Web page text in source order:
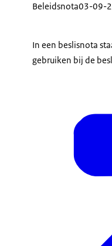
Beleidsnota03-09-
In een beslisnota
gebruiken bij de